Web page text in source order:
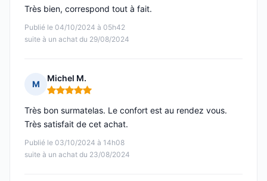
Publié le 04/10/2024 à 05h42
suite à un achat du 29/08/2024
Très bien, correspond tout à fait.
M
Michel M.
Note : 5 sur 5
Publié le 03/10/2024 à 14h08
suite à un achat du 23/08/2024
Très bon surmatelas. Le confort est au rendez vous.
Très satisfait de cet achat.